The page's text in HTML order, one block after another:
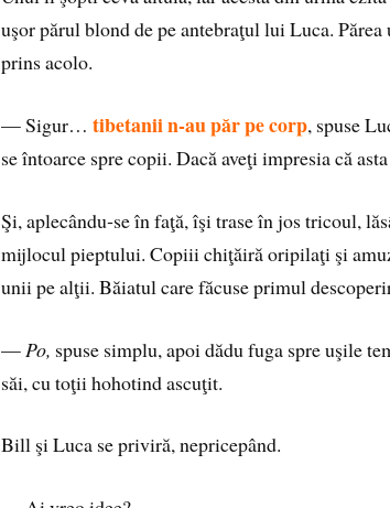
uşor părul blond de pe antebraţul lui Luca. Părea
prins acolo.
— Sigur…tibetanii n‑au păr pe corp, spuse
se întoarce spre copii. Dacă aveţi impresia că
Şi, aplecându‑se în faţă, îşi trase în jos tricoul,
mijlocul pieptului. Copiii chiţăiră oripilaţi şi
unii pe alţii. Băiatul care făcuse primul
— Po, spuse simplu, apoi dădu fuga spre uşile
săi, cu toţii hohotind ascuţit.
Bill şi Luca se priviră, nepricepând.